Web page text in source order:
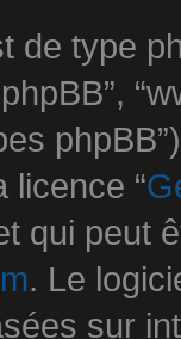
de type
licence “
qui peut
. Le
sur